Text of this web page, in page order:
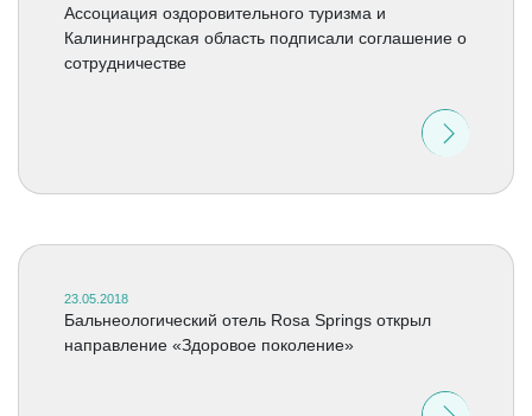
Ассоциация оздоровительного туризма и
Калининградская область подписали соглашение о
сотрудничестве
23.05.2018
Бальнеологический отель Rosa Springs открыл
направление «Здоровое поколение»